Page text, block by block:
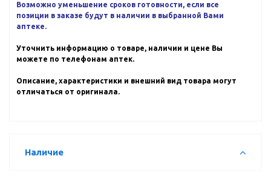
Возможно уменьшение сроков готовности, если все
позиции в заказе будут в наличии в выбранной Вами
аптеке.
Уточнить информацию о товаре, наличии и цене Вы
можете по телефонам аптек.
Описание, характеристики и внешний вид товара могут
отличаться от оригинала.
Наличие